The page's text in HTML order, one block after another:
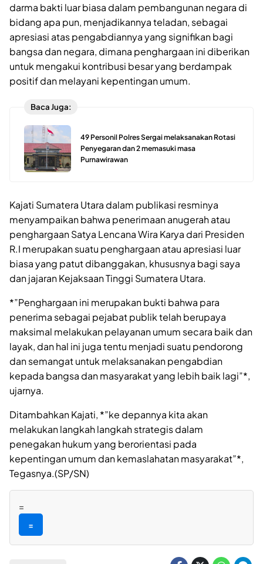
darma bakti luar biasa dalam pembangunan negara di
bidang apa pun, menjadikannya teladan, sebagai
apresiasi atas pengabdiannya yang signifikan bagi
bangsa dan negara, dimana penghargaan ini diberikan
untuk mengakui kontribusi besar yang berdampak
positif dan melayani kepentingan umum.
Baca Juga:
49 Personil Polres Sergai melaksanakan Rotasi
Penyegaran dan 2 memasuki masa
Purnawirawan
Kajati Sumatera Utara dalam publikasi resminya
menyampaikan bahwa penerimaan anugerah atau
penghargaan Satya Lencana Wira Karya dari Presiden
R.I merupakan suatu penghargaan atau apresiasi luar
biasa yang patut dibanggakan, khususnya bagi saya
dan jajaran Kejaksaan Tinggi Sumatera Utara.
*”Penghargaan ini merupakan bukti bahwa para
penerima sebagai pejabat publik telah berupaya
maksimal melakukan pelayanan umum secara baik dan
layak, dan hal ini juga tentu menjadi suatu pendorong
dan semangat untuk melaksanakan pengabdian
kepada bangsa dan masyarakat yang lebih baik lagi”*,
ujarnya.
Ditambahkan Kajati, *”ke depannya kita akan
melakukan langkah langkah strategis dalam
penegakan hukum yang berorientasi pada
kepentingan umum dan kemaslahatan masyarakat”*,
Tegasnya.(SP/SN)
=
=